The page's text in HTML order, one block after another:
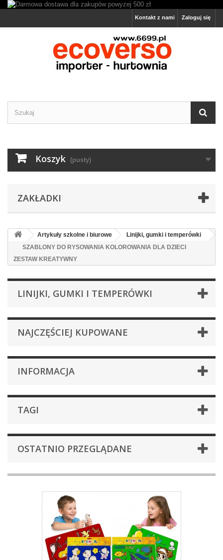
Zaloguj się
Kontakt z nami
Koszyk (pusty)
ZAKŁADKI
Artykuły szkolne i biurowe
Linijki, gumki i temperówki
SZABLONY DO RYSOWANIA KOLOROWANIA DLA DZIECI
ZESTAW KREATYWNY
LINIJKI, GUMKI I TEMPERÓWKI
NAJCZĘŚCIEJ KUPOWANE
INFORMACJA
TAGI
OSTATNIO PRZEGLĄDANE